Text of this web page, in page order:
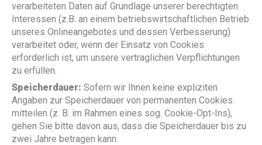
verarbeiteten Daten auf Grundlage unserer berechtigten
Interessen (z.B. an einem betriebswirtschaftlichen Betrieb
unseres Onlineangebotes und dessen Verbesserung)
verarbeitet oder, wenn der Einsatz von Cookies
erforderlich ist, um unsere vertraglichen Verpflichtungen
zu erfüllen.
Speicherdauer: Sofern wir Ihnen keine expliziten
Angaben zur Speicherdauer von permanenten Cookies
mitteilen (z. B. im Rahmen eines sog. Cookie-Opt-Ins),
gehen Sie bitte davon aus, dass die Speicherdauer bis zu
zwei Jahre betragen kann.